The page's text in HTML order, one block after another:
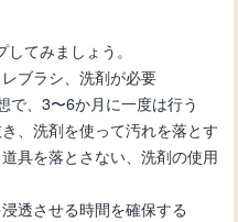
てみましょう。
ブラシ、洗剤が必要
で、3〜6か月に一度は行う
、洗剤を使って汚れを落とす
具を落とさない、洗剤の使用
透させる時間を確保する